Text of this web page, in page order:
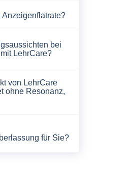
bei
LehrCare?
von LehrCare
ohne Resonanz,
für Sie?